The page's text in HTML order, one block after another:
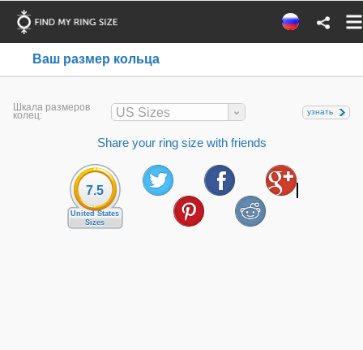
Ваш размер кольца
Шкала размеров
колец: US Sizes узнать
Share your ring size with friends
7.5
United States
Sizes